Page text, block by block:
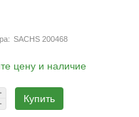
SACHS 200468
цену и наличие
Купить